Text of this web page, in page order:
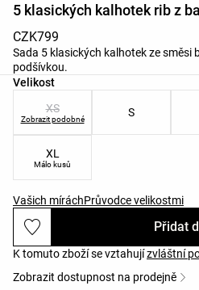
5 klasických kalhotek rib z
CZK799
Sada 5 klasických kalhotek ze směsi
podšívkou.
Velikost
Seznam velikostí produktu
XS
Zobrazit podobné
S
XL
Málo kusů
Vašich míráchPrůvodce velikostmi
Přidat
K tomuto zboží se vztahujízvláštní
Zobrazit dostupnost na prodejně